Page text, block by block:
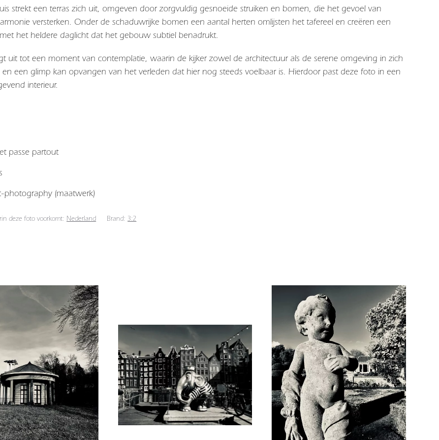
strekt een terras zich uit, omgeven door zorgvuldig gesnoeide struiken en bomen, die het gevoel van
versterken. Onder de schaduwrijke bomen een aantal herten omlijsten het tafereel en creëren een
het heldere daglicht dat het gebouw subtiel benadrukt.
uit tot een moment van contemplatie, waarin de kijker zowel de architectuur als de serene omgeving in zich
een glimp kan opvangen van het verleden dat hier nog steeds voelbaar is. Hierdoor past deze foto in een
interieur.
passe partout
photography (maatwerk)
deze foto voorkomt: Nederland Brand: 3:2